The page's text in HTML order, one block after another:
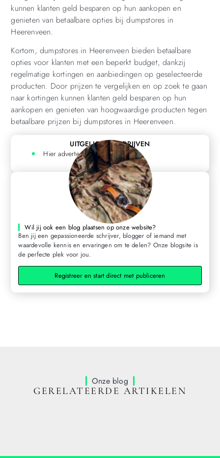
kunnen klanten geld besparen op hun aankopen en
genieten van betaalbare opties bij dumpstores in
Heerenveen.
Kortom, dumpstores in Heerenveen bieden betaalbare
opties voor klanten met een beperkt budget, dankzij
regelmatige kortingen en aanbiedingen op geselecteerde
producten. Door prijzen te vergelijken en op zoek te gaan
naar kortingen kunnen klanten geld besparen op hun
aankopen en genieten van hoogwaardige producten tegen
betaalbare prijzen bij dumpstores in Heerenveen.
UITGELICHTE BEDRIJVEN
Hier adverteren? Klik hier
Wil jij ook een blog plaatsen op onze website?
Ben jij een gepassioneerde schrijver, blogger of iemand met
waardevolle kennis en ervaringen om te delen? Onze blogsite is
de perfecte plek voor jou.
Registreer en start direct met publiceren
Onze blog
GERELATEERDE ARTIKELEN